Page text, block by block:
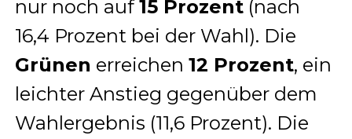
nur noch auf15 Prozent(nach
16,4 Prozent bei der Wahl). Die
Grünen erreichen 12 Prozent, ein
leichter Anstieg gegenüber dem
Wahlergebnis (11,6 Prozent). Die